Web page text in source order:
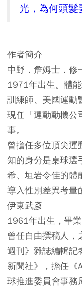
光，為何頭髮
作者簡介
中野．詹姆士．修
1971年出生。體
訓練師、美國運動
現任「運動動機公
事。
曾擔任多位頂尖運
知的身分是桌球選
希、垣岩令佳的體
導入性別差異考量
伊東武彥
1961年出生，畢業
曾任自由撰稿人，
週刊》雜誌編輯記
新聞社》，擔任《
球推進委員會事務